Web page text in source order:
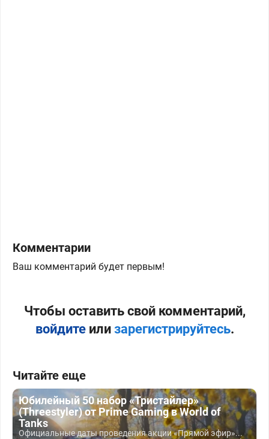
Комментарии
Ваш комментарий будет первым!
Чтобы оставить свой комментарий,
войдитеили зарегистрируйтесь.
Читайте еще
Юбилейный 50 набор «Тристайлер»
(Threestyler) от Prime Gaming в World of
Tanks
Официальные даты проведения акции «Прямой эфир»...